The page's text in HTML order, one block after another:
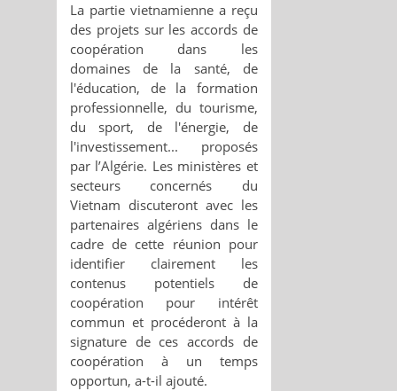
La partie vietnamienne a reçu
des projets sur les accords de
coopération dans les
domaines de la santé, de
l'éducation, de la formation
professionnelle, du tourisme,
du sport, de l'énergie, de
l'investissement... proposés
par l’Algérie. Les ministères et
secteurs concernés du
Vietnam discuteront avec les
partenaires algériens dans le
cadre de cette réunion pour
identifier clairement les
contenus potentiels de
coopération pour intérêt
commun et procéderont à la
signature de ces accords de
coopération à un temps
opportun, a-t-il ajouté.